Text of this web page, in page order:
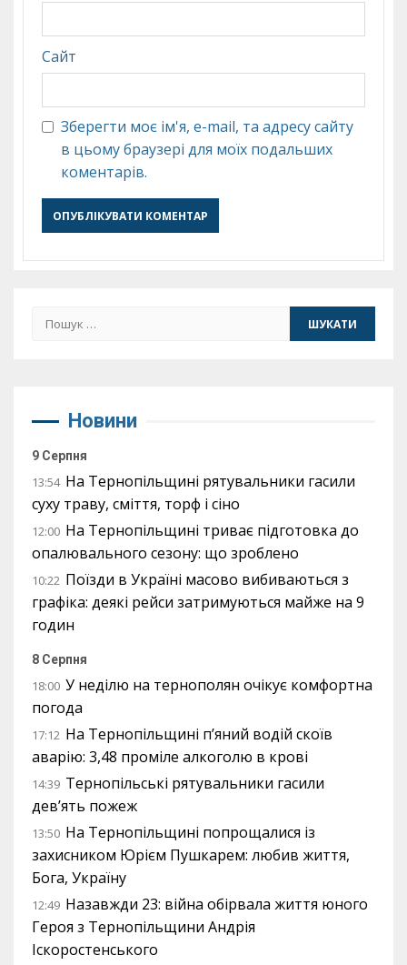
Сайт
Зберегти моє ім'я, e-mail, та адресу сайту
в цьому браузері для моїх подальших
коментарів.
Пошук:
Новини
9 Серпня
13:54 На Тернопільщині рятувальники гасили
суху траву, сміття, торф і сіно
12:00 На Тернопільщині триває підготовка до
опалювального сезону: що зроблено
10:22 Поїзди в Україні масово вибиваються з
графіка: деякі рейси затримуються майже на 9
годин
8 Серпня
18:00 У неділю на тернополян очікує комфортна
погода
17:12 На Тернопільщині п’яний водій скоїв
аварію: 3,48 проміле алкоголю в крові
14:39 Тернопільські рятувальники гасили
дев’ять пожеж
13:50 На Тернопільщині попрощалися із
захисником Юрієм Пушкарем: любив життя,
Бога, Україну
12:49 Назавжди 23: війна обірвала життя юного
Героя з Тернопільщини Андрія
Іскоростенського